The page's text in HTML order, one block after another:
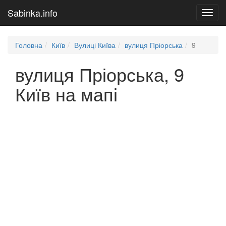
Sabinka.info
Головна Київ Вулиці Київа вулиця Пріорська 9
вулиця Пріорська, 9
Київ на мапі